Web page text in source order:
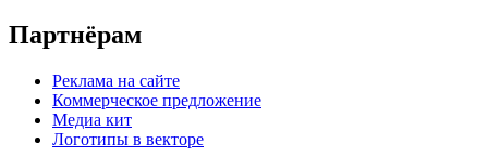
Партнёрам
Реклама на сайте
Коммерческое предложение
Медиа кит
Логотипы в векторе